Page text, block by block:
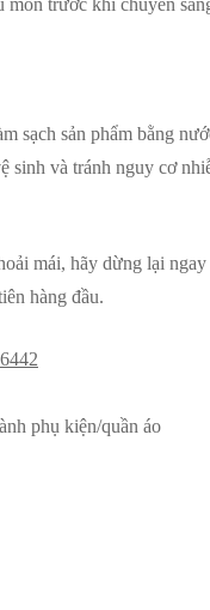
môn trước khi chuyển
sạch sản phẩm bằng
sinh và tránh nguy cơ
mái, hãy dừng lại
hàng đầu.
phụ kiện/quần áo